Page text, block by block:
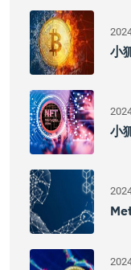
小
小